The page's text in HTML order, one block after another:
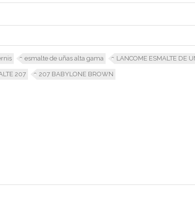
esmalte de uñas alta gama LANCOME ESMALTE DE
207 207 BABYLONE BROWN